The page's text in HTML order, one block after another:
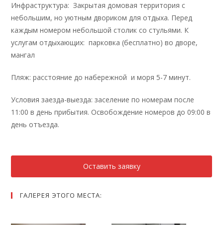
Инфраструктура: Закрытая домовая территория с
небольшим, но уютным двориком для отдыха. Перед
каждым номером небольшой столик со стульями. К
услугам отдыхающих: парковка (бесплатно) во дворе,
мангал
Пляж: расстояние до набережной и моря 5-7 минут.
Условия заезда-выезда: заселение по номерам после
11:00 в день прибытия. Освобождение номеров до 09:00 в
день отъезда.
Оставить заявку
ГАЛЕРЕЯ ЭТОГО МЕСТА: